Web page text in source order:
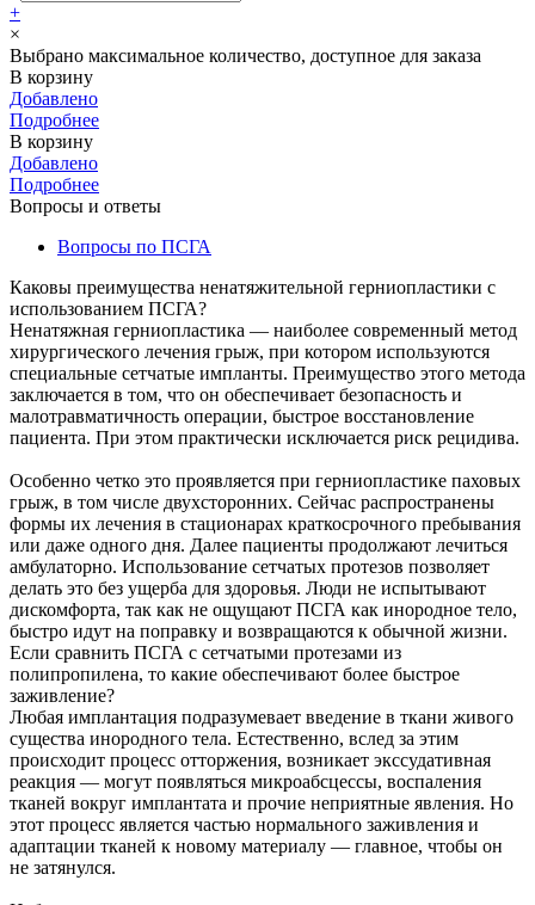
+
×
Выбрано максимальное количество, доступное для заказа
В корзину
Добавлено
Подробнее
В корзину
Добавлено
Подробнее
Вопросы и ответы
Вопросы по ПСГА
Каковы преимущества ненатяжительной герниопластики с
использованием ПСГА?
Ненатяжная герниопластика — наиболее современный метод
хирургического лечения грыж, при котором используются
специальные сетчатые импланты. Преимущество этого метода
заключается в том, что он обеспечивает безопасность и
малотравматичность операции, быстрое восстановление
пациента. При этом практически исключается риск рецидива.
Особенно четко это проявляется при герниопластике паховых
грыж, в том числе двухсторонних. Сейчас распространены
формы их лечения в стационарах краткосрочного пребывания
или даже одного дня. Далее пациенты продолжают лечиться
амбулаторно. Использование сетчатых протезов позволяет
делать это без ущерба для здоровья. Люди не испытывают
дискомфорта, так как не ощущают ПСГА как инородное тело,
быстро идут на поправку и возвращаются к обычной жизни.
Если сравнить ПСГА с сетчатыми протезами из
полипропилена, то какие обеспечивают более быстрое
заживление?
Любая имплантация подразумевает введение в ткани живого
существа инородного тела. Естественно, вслед за этим
происходит процесс отторжения, возникает экссудативная
реакция — могут появляться микроабсцессы, воспаления
тканей вокруг имплантата и прочие неприятные явления. Но
этот процесс является частью нормального заживления и
адаптации тканей к новому материалу — главное, чтобы он
не затянулся.